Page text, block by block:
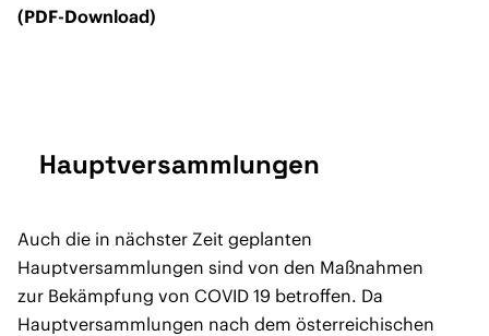
(PDF-Download)
Hauptversammlungen
Auch die in nächster Zeit geplanten
Hauptversammlungen sind von den Maßnahmen
zur Bekämpfung von COVID 19 betroffen. Da
Hauptversammlungen nach dem österreichischen